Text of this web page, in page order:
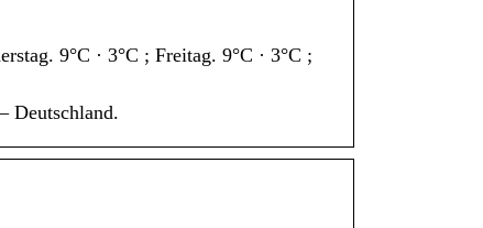
9°C · 3°C ; Freitag. 9°C · 3°C ;
Deutschland.